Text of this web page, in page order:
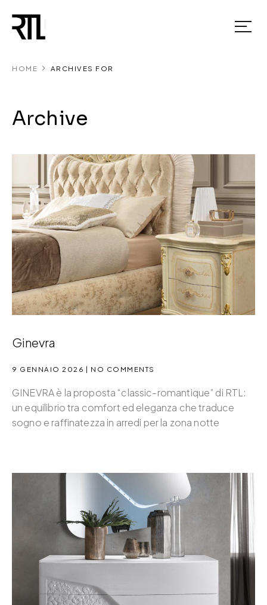
HOME ARCHIVES FOR
Archive
Ginevra
9 GENNAIO 2026 NO COMMENTS
GINEVRA è la proposta “classic-romantique” di RTL:
un equilibrio tra comfort ed eleganza che traduce
sogno e raffinatezza in arredi per la zona notte